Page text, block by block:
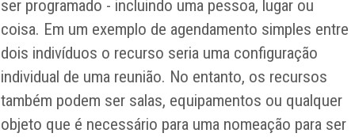
ser programado - incluindo uma pessoa, lugar ou
coisa. Em um exemplo de agendamento simples entre
dois indivíduos o recurso seria uma configuração
individual de uma reunião. No entanto, os recursos
também podem ser salas, equipamentos ou qualquer
objeto que é necessário para uma nomeação para ser